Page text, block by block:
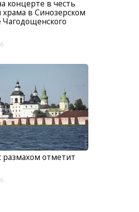
концерте в честь
в Синозерском
размахом отметит